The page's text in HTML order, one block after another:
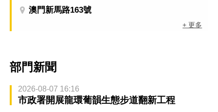
澳門新馬路163號
+ 更多
部門新聞
2026-08-07 16:16
市政署開展龍環葡韻生態步道翻新工程